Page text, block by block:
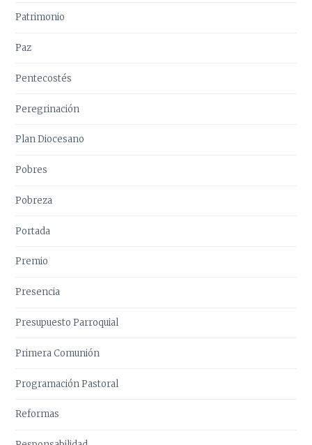
Patrimonio
Paz
Pentecostés
Peregrinación
Plan Diocesano
Pobres
Pobreza
Portada
Premio
Presencia
Presupuesto Parroquial
Primera Comunión
Programación Pastoral
Reformas